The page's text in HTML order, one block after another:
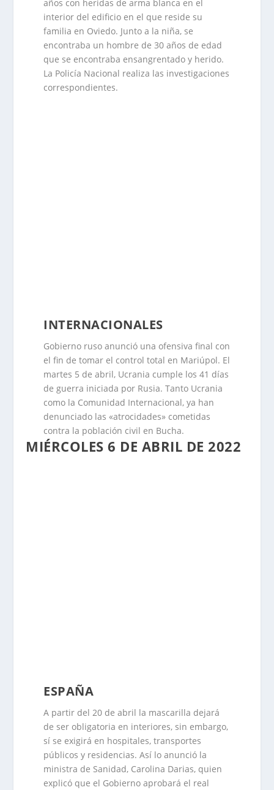
años con heridas de arma blanca en el
interior del edificio en el que reside su
familia en Oviedo. Junto a la niña, se
encontraba un hombre de 30 años de edad
que se encontraba ensangrentado y herido.
La Policía Nacional realiza las investigaciones
correspondientes.
INTERNACIONALES
Gobierno ruso anunció una ofensiva final con
el fin de tomar el control total en Mariúpol. El
martes 5 de abril, Ucrania cumple los 41 días
de guerra iniciada por Rusia. Tanto Ucrania
como la Comunidad Internacional, ya han
denunciado las «atrocidades» cometidas
contra la población civil en Bucha.
MIÉRCOLES 6 DE ABRIL DE 2022
ESPAÑA
A partir del 20 de abril la mascarilla dejará
de ser obligatoria en interiores, sin embargo,
sí se exigirá en hospitales, transportes
públicos y residencias. Así lo anunció la
ministra de Sanidad, Carolina Darias, quien
explicó que el Gobierno aprobará el real